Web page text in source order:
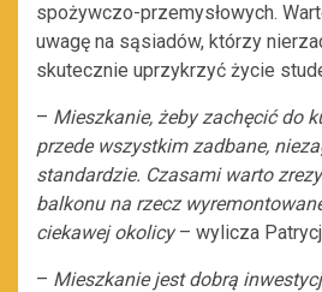
spożywczo-przemysłowych.
uwagę na sąsiadów, którzy
skutecznie uprzykrzyć życie
– Mieszkanie, żeby zachęcić do
przede wszystkim zadbane,
standardzie. Czasami warto
balkonu na rzecz
ciekawej okolicy– wylicza
– Mieszkanie jest dobrą